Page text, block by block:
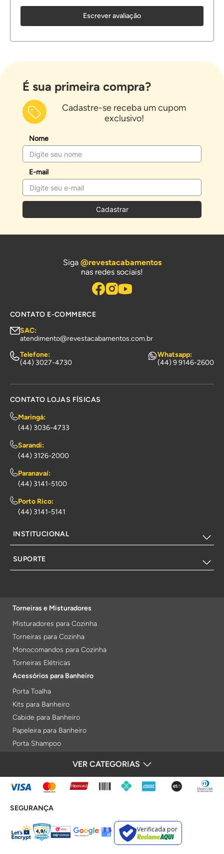
Escrever avaliação
É sua primeira compra?
Cadastre-se receba um cupom
exclusivo!
Nome
E-mail
Cadastrar
Siga @revestacabamentos
nas redes sociais!
CONTATO E-COMMERCE
SAC:
atendimento@revestacabamentos.com.br
Telefone:
(44) 3027-4730
Whatsapp:
(44) 9 9146-2600
CONTATO LOJAS FÍSICAS
Maringá:
(44) 3036-4733
Sarandi:
(44) 3126-2000
Paranavaí:
(44) 3141-5100
Porto Rico:
(44) 3141-5141
INSTITUCIONAL
SUPORTE
Torneiras e Misturadores
Misturadores para Cozinha
Torneiras para Cozinha
Monocomandos para Cozinha
Torneiras Elétricas
Acessórios para Banheiro
Porta Toalha
Kits para Banheiro
Cabide para Banheiro
Papeleira para Banheiro
Porta Shampoo
Porta Toalha Aquecido
Gabinetes para Banheiro
Lixeiras
Acabamentos e Registros
Bases de Registros
VER CATEGORIAS
FORMAS DE PAGAMENTO
SEGURANÇA
Verificada por